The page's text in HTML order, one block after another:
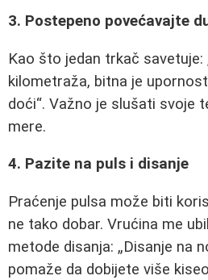
3. Postepeno povećavajte
Kao što jedan trkač savetuje:
kilometraža, bitna je
doći . Važno je slušati svoje
mere.
4. Pazite na puls i disanje
Praćenje pulsa može biti
ne tako dobar. Vrućina me
metode disanja:
Disanje na
pomaže da dobijete više